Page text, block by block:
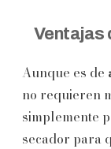
Ventajas
Aunque es de
no requieren
simplemente
secador para